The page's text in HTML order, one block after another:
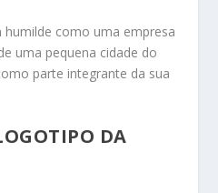
como uma empresa
uma pequena cidade do
parte integrante da sua
DA